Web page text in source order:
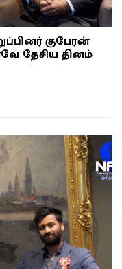
குபேரன்
தேசிய தினம்